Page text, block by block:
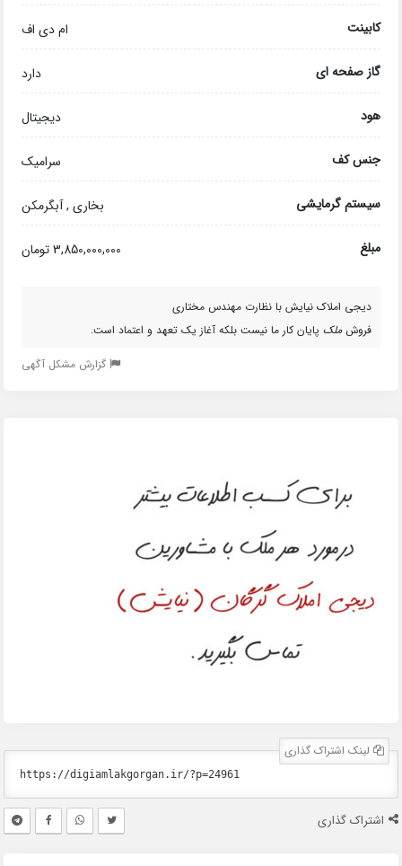
کابینت ام دی اف
گاز صفحه ای دارد
هود دیجیتال
جنس کف سرامیک
سیستم گرمایشی بخاری , آبگرمکن
مبلغ 3,850,000,000 تومان
دیجی املاک نیایش با نظارت مهندس مختاری
فروشملک پایان کار ما نیست بلکه آغاز یک تعهد و اعتماد است.
گزارش مشکل آگهی
لینک اشتراک گذاری
اشتراک گذاری